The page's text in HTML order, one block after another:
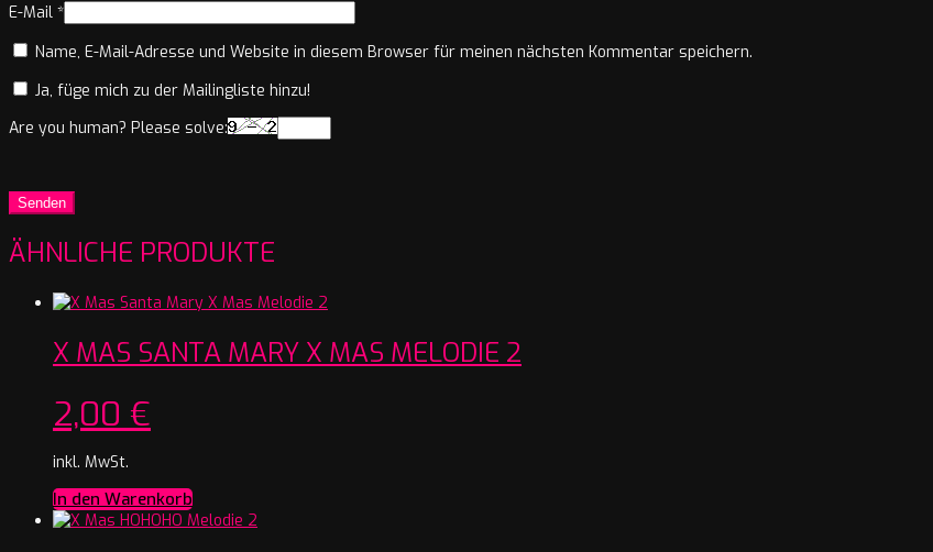
E-Mail *
Name, E-Mail-Adresse und Website in diesem Browser für meinen nächsten Kommentar speichern.
Ja, füge mich zu der Mailingliste hinzu!
Are you human? Please solve:
ÄHNLICHE PRODUKTE
X MAS SANTA MARY X MAS MELODIE 2
2,00 €
inkl. MwSt.
In den Warenkorb